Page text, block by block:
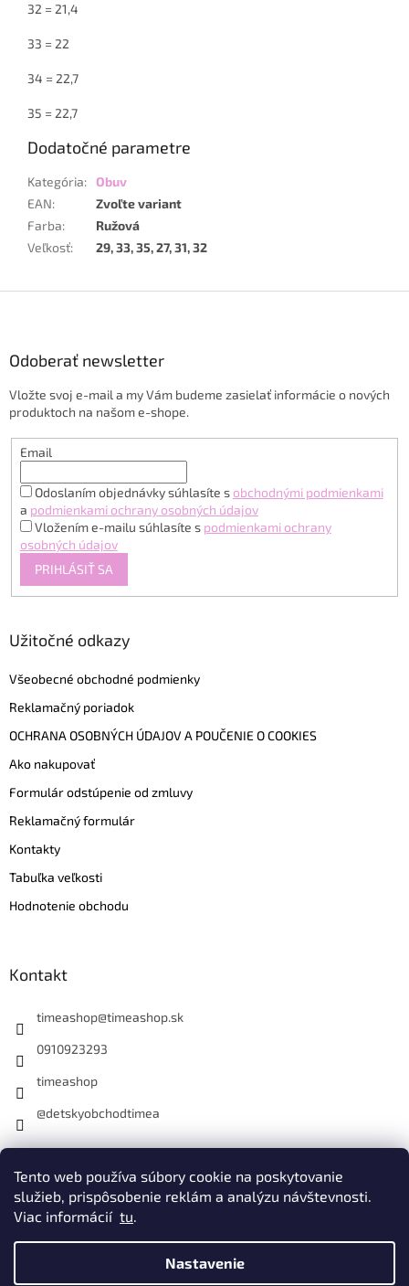
Tento web používa súbory cookie na poskytovanie
služieb, prispôsobenie reklám a analýzu návštevnosti.
Viac informácií tu.
Nastavenie
32 = 21,4
33 = 22
34 = 22,7
35 = 22,7
Dodatočné parametre
Kategória: Obuv
EAN:
Zvoľte variant
Farba:
Ružová
Veľkosť: 29, 33, 35, 27, 31, 32
Odoberať newsletter
Vložte svoj e-mail a my Vám budeme zasielať informácie o nových
produktoch na našom e-shope.
Email
Odoslaním objednávky súhlasíte s obchodnými podmienkami
a podmienkami ochrany osobných údajov
Vložením e-mailu súhlasíte s podmienkami ochrany
osobných údajov
PRIHLÁSIŤ SA
Užitočné odkazy
Všeobecné obchodné podmienky
Reklamačný poriadok
OCHRANA OSOBNÝCH ÚDAJOV A POUČENIE O COOKIES
Ako nakupovať
Formulár odstúpenie od zmluvy
Reklamačný formulár
Kontakty
Tabuľka veľkosti
Hodnotenie obchodu
Kontakt
timeashop@timeashop.sk
0910923293
timeashop
@detskyobchodtimea
Instagram